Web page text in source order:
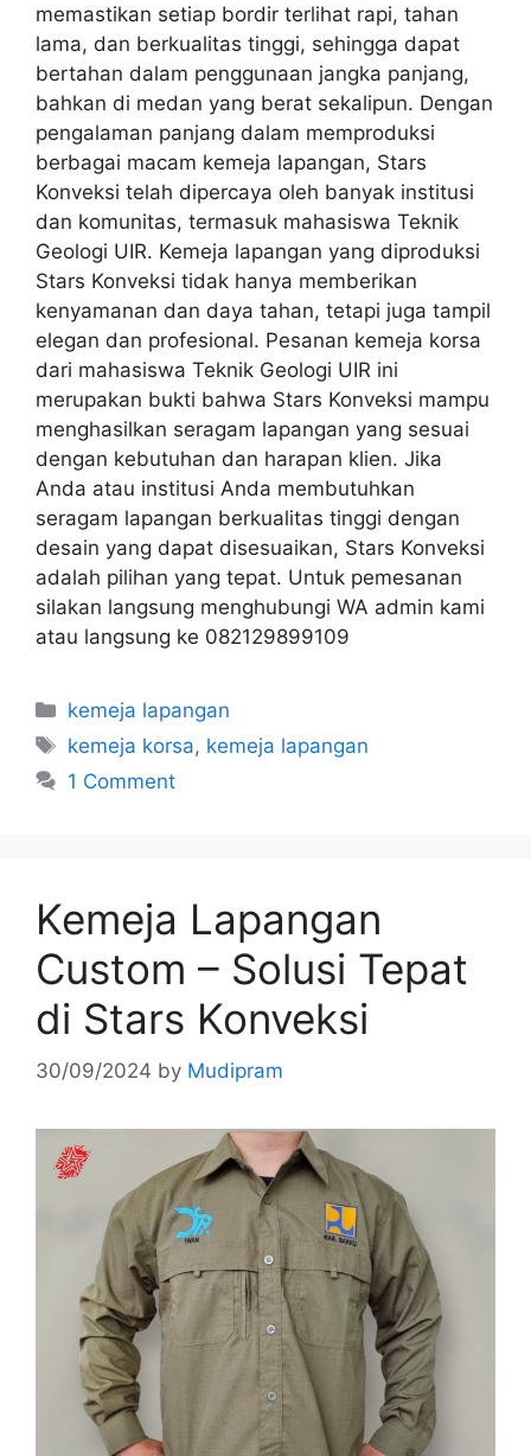
memastikan setiap bordir terlihat rapi, tahan
lama, dan berkualitas tinggi, sehingga dapat
bertahan dalam penggunaan jangka panjang,
bahkan di medan yang berat sekalipun. Dengan
pengalaman panjang dalam memproduksi
berbagai macam kemeja lapangan, Stars
Konveksi telah dipercaya oleh banyak institusi
dan komunitas, termasuk mahasiswa Teknik
Geologi UIR. Kemeja lapangan yang diproduksi
Stars Konveksi tidak hanya memberikan
kenyamanan dan daya tahan, tetapi juga tampil
elegan dan profesional. Pesanan kemeja korsa
dari mahasiswa Teknik Geologi UIR ini
merupakan bukti bahwa Stars Konveksi mampu
menghasilkan seragam lapangan yang sesuai
dengan kebutuhan dan harapan klien. Jika
Anda atau institusi Anda membutuhkan
seragam lapangan berkualitas tinggi dengan
desain yang dapat disesuaikan, Stars Konveksi
adalah pilihan yang tepat. Untuk pemesanan
silakan langsung menghubungi WA admin kami
atau langsung ke 082129899109
kemeja lapangan
kemeja korsa, kemeja lapangan
1 Comment
Kemeja Lapangan
Custom – Solusi Tepat
di Stars Konveksi
30/09/2024 by Mudipram